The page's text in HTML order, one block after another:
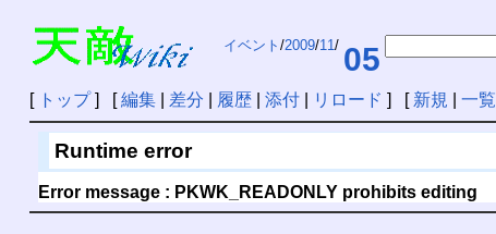
イベント /2009/11/ 05
[ トップ] [編集| 差分 履歴| 添付| リロード ] [ 新規 一覧
Runtime error
Error message : PKWK_READONLY prohibits editing